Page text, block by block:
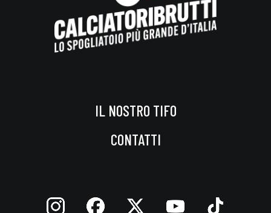
IL NOSTRO TIFO
CONTATTI